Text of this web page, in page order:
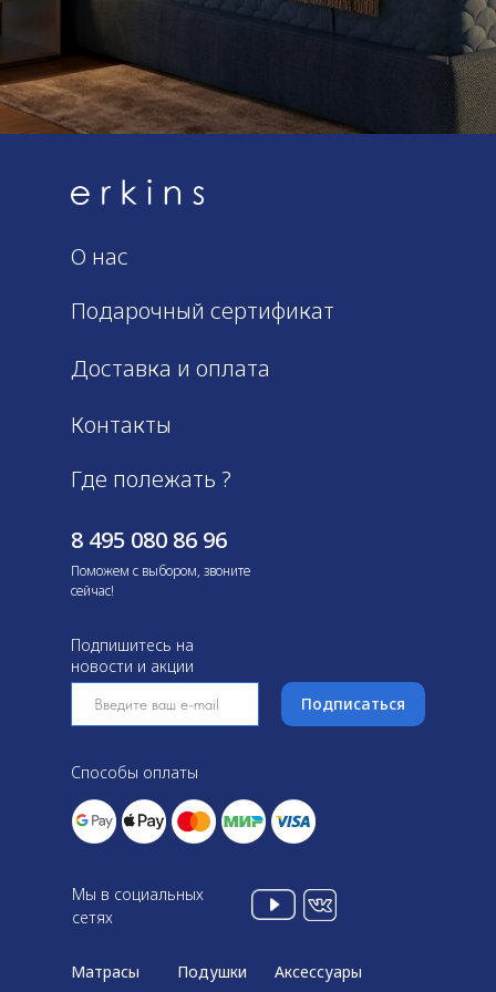
Мы в социальных
сетях
Подарочный сертификат
О нас
Контакты
Где полежать ?
8 495 080 86 96
Поможем с выбором, звоните
сейчас!
Способы оплаты
Подпишитесь на
новости и акции
Подписаться
Матрасы Подушки Аксессуары
Доставка и оплата